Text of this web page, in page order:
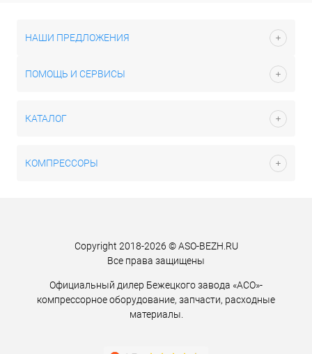
НАШИ ПРЕДЛОЖЕНИЯ
ПОМОЩЬ И СЕРВИСЫ
КАТАЛОГ
КОМПРЕССОРЫ
Copyright 2018-2026 © ASO-BEZH.RU
Все права защищены
Официальный дилер Бежецкого завода «АСО»-
компрессорное оборудование, запчасти, расходные
материалы.